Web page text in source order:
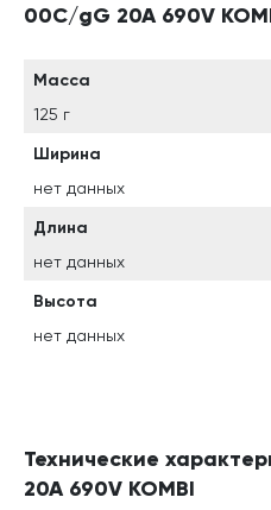
00C/gG 20A 690V
Масса
125 г
Ширина
нет данных
Длина
нет данных
Высота
нет данных
Технические
20A 690V KOMBI